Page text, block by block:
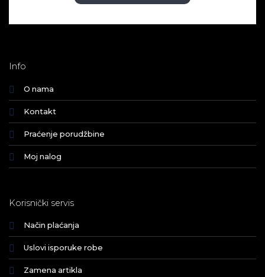
Info
O nama
Kontakt
Praćenje porudžbine
Moj nalog
Korisnički servis
Način plaćanja
Uslovi isporuke robe
Zamena artikla